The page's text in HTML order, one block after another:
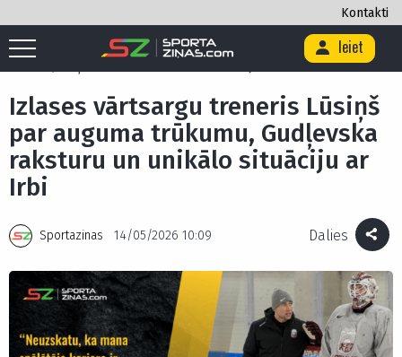
Kontakti
Ieiet
Sākums Ekskluzīvi / Izlases vārtsargu treneris Lūsiņš par auguma
Izlases vārtsargu treneris Lūsiņš
par auguma trūkumu, Gudļevska
raksturu un unikālo situāciju ar
Irbi
Sportazinas 14/05/2026 10:09 Dalies